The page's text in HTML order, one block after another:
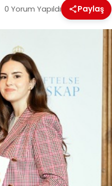
0 Yorum Yapıldı Paylaş